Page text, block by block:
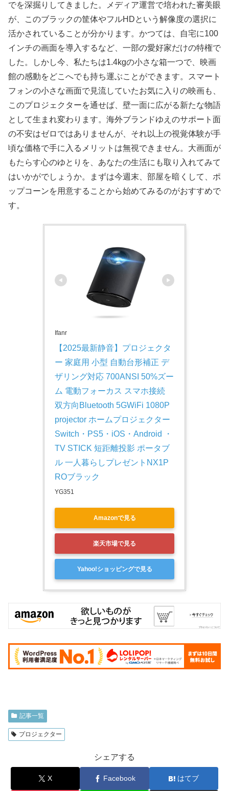
でを深掘りしてきました。メディア運営で培われた審美眼
が、このブラックの筐体やフルHDという解像度の選択に
活かされていることが分かります。かつては、自宅に100
インチの画面を導入するなど、一部の愛好家だけの特権で
した。しかし今、私たちは1.4kgの小さな箱一つで、映画
館の感動をどこへでも持ち運ぶことができます。スマート
フォンの小さな画面で見流していたお気に入りの映画も、
このプロジェクターを通せば、壁一面に広がる新たな物語
として生まれ変わります。海外ブランドゆえのサポート面
の不安はゼロではありませんが、それ以上の視覚体験が手
頃な価格で手に入るメリットは無視できません。大画面が
もたらす心のゆとりを、あなたの生活にも取り入れてみて
はいかがでしょうか。まずは今週末、部屋を暗くして、ポ
ップコーンを用意することから始めてみるのがおすすめで
す。
Ifanr
【2025最新静音】プロジェクタ
ー 家庭用 小型 自動台形補正 デ
ザリング対応 700ANSI 50%ズー
ム 電動フォーカス スマホ接続
双方向Bluetooth 5GWiFi 1080P
projector ホームプロジェクター
Switch・PS5・iOS・Android ・
TV STICK 短距離投影 ポータブ
ル 一人暮らしプレゼントNX1P
ROブラック
YG351
Amazonで見る
楽天市場で見る
Yahoo!ショッピングで見る
記事一覧
プロジェクター
シェアする
X Facebook はてブ